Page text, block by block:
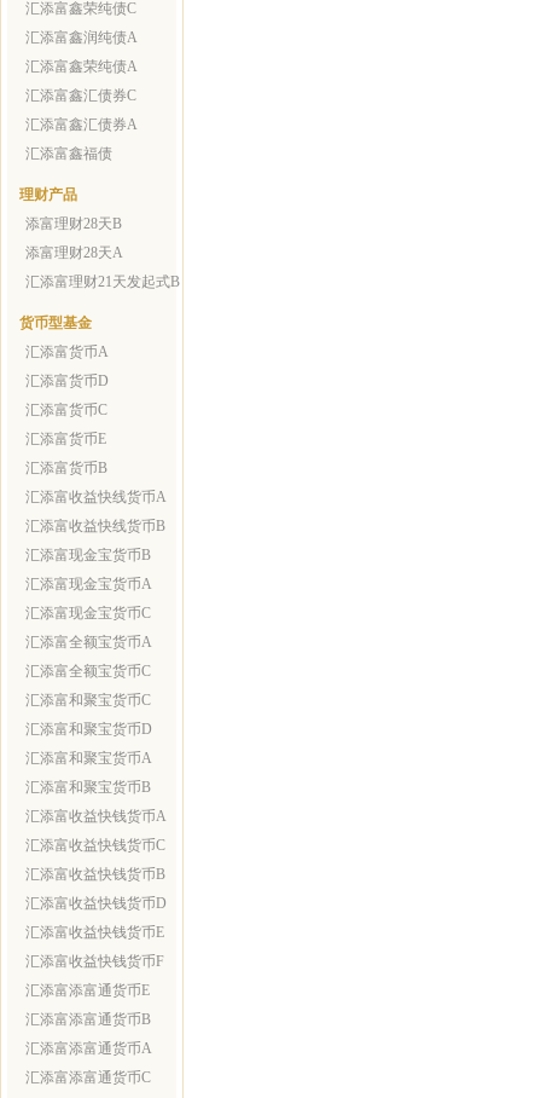
汇添富鑫荣纯债C
汇添富鑫润纯债A
汇添富鑫荣纯债A
汇添富鑫汇债券C
汇添富鑫汇债券A
汇添富鑫福债
理财产品
添富理财28天B
添富理财28天A
汇添富理财21天发起式B
货币型基金
汇添富货币A
汇添富货币D
汇添富货币C
汇添富货币E
汇添富货币B
汇添富收益快线货币A
汇添富收益快线货币B
汇添富现金宝货币B
汇添富现金宝货币A
汇添富现金宝货币C
汇添富全额宝货币A
汇添富全额宝货币C
汇添富和聚宝货币C
汇添富和聚宝货币D
汇添富和聚宝货币A
汇添富和聚宝货币B
汇添富收益快钱货币A
汇添富收益快钱货币C
汇添富收益快钱货币B
汇添富收益快钱货币D
汇添富收益快钱货币E
汇添富收益快钱货币F
汇添富添富通货币E
汇添富添富通货币B
汇添富添富通货币A
汇添富添富通货币C